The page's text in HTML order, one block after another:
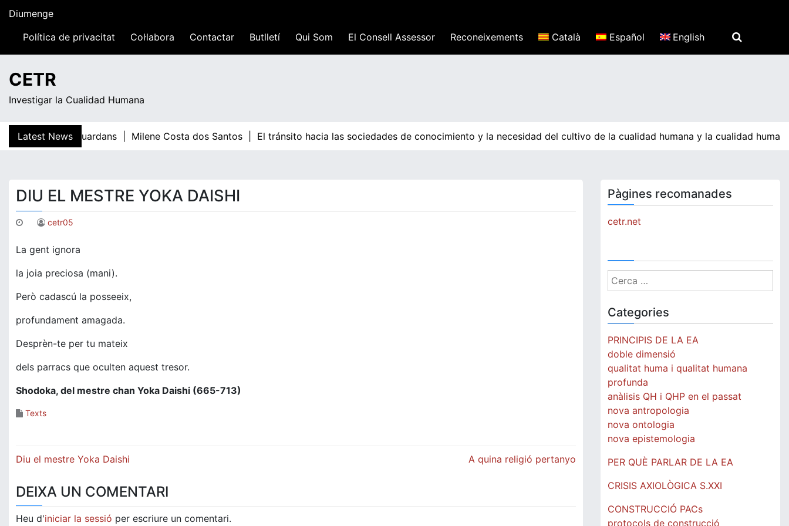
content
Diumenge
13:29Política de privacitat Col·labora Contactar Butlletí Qui Som El Consell Assessor Reconeixements Català Español English
CETR
Investigar la Cualidad Humana
Latest News
Teresa Guardans | Milene Costa dos Santos | El tránsito hacia las sociedades de conocimiento y la necesidad del cultivo de la cualidad humana y la cualidad
DIU EL MESTRE YOKA DAISHI
cetr05
La gent ignora
la joia preciosa (mani).
Però cadascú la posseeix,
profundament amagada.
Desprèn-te per tu mateix
dels parracs que oculten aquest tresor.
Shodoka, del mestre chan Yoka Daishi (665-713)
Texts
Navegació
Diu el mestre Yoka Daishi A quina religió pertanyo
DEIXA UN COMENTARI
Heu d'iniciar la sessió per escriure un comentari.
Pàgines recomanades
cetr.net
Cerca:
Categories
PRINCIPIS DE LA EA
doble dimensió
qualitat huma i qualitat humana
profunda
anàlisis QH i QHP en el passat
nova antropologia
nova ontologia
nova epistemologia
PER QUÈ PARLAR DE LA EA
CRISIS AXIOLÒGICA S.XXI
CONSTRUCCIÓ PACs
protocols de construcció